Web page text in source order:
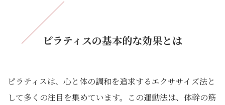
ピラティスの基本的な効果とは
ピラティスは、心と体の調和を追求するエクササイズ法と
して多くの注目を集めています。この運動法は、体幹の筋